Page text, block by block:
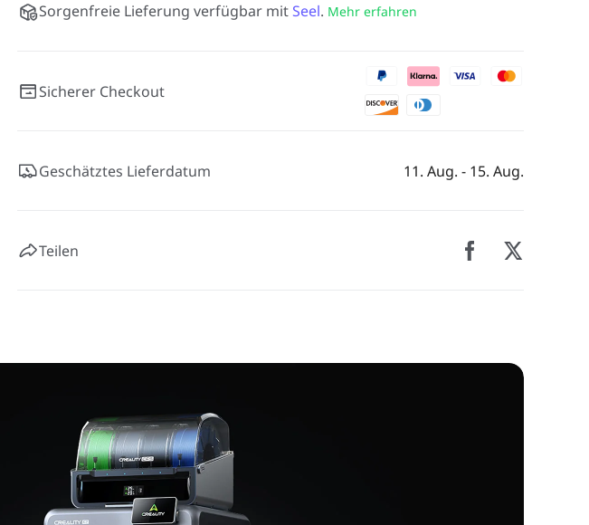
Sorgenfreie Lieferung verfügbar mit Seel. Mehr erfahren
Sicherer Checkout
Geschätztes Lieferdatum 11. Aug. - 15. Aug.
Teilen